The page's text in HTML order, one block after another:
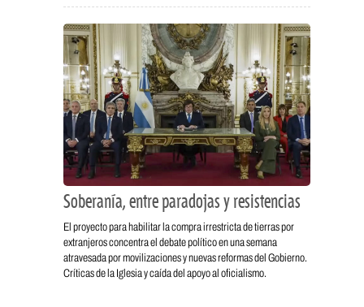
Soberanía, entre paradojas y resistencias
El proyecto para habilitar la compra irrestricta de tierras por
extranjeros concentra el debate político en una semana
atravesada por movilizaciones y nuevas reformas del Gobierno.
Críticas de la Iglesia y caída del apoyo al oficialismo.